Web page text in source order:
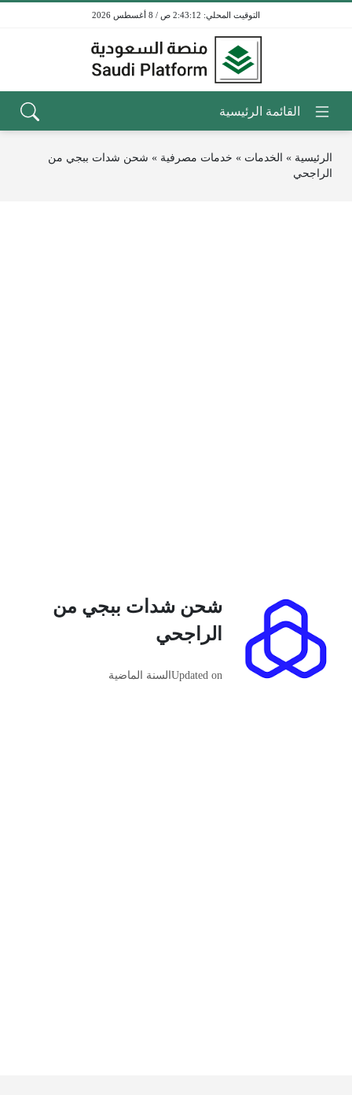
2:43:12 ص / 8 أغسطس 2026
الرئيسية » الخدمات » خدمات مصرفية » شحن شدات ببجي من
الراجحي
شحن شدات ببجي من
الراجحي
Updated on السنة الماضية